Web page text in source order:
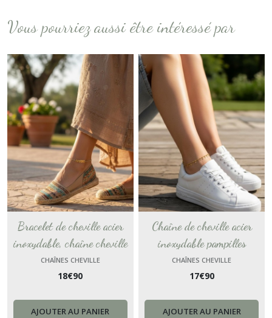
Vous pourriez aussi être intéressé par
Bracelet de cheville acier
inoxydable, chaîne cheville
perlées blanche plage cadeau
pour femme chevillere bijou de
CHAÎNES CHEVILLE
18€90
AJOUTER AU PANIER
Chaîne de cheville acier
inoxydable pampilles
breloques, bijou de pied plage
chaîne cheville bohème
France
CHAÎNES CHEVILLE
17€90
AJOUTER AU PANIER